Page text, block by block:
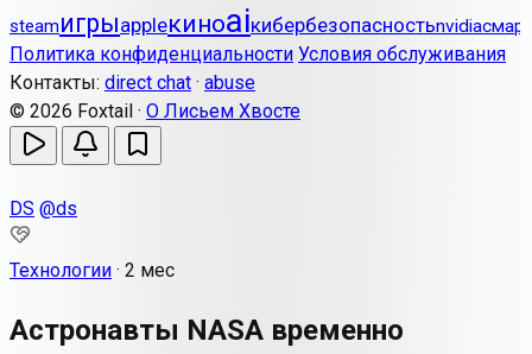
steamигрыappleкиноaiкибербезопасностьnvidia
Политика конфиденциальности Условия обслуживания
Контакты: direct chat · abuse
© 2026 Foxtail · О Лисьем Хвосте
DS @ds
Технологии · 2 мес
Астронавты NASA временно